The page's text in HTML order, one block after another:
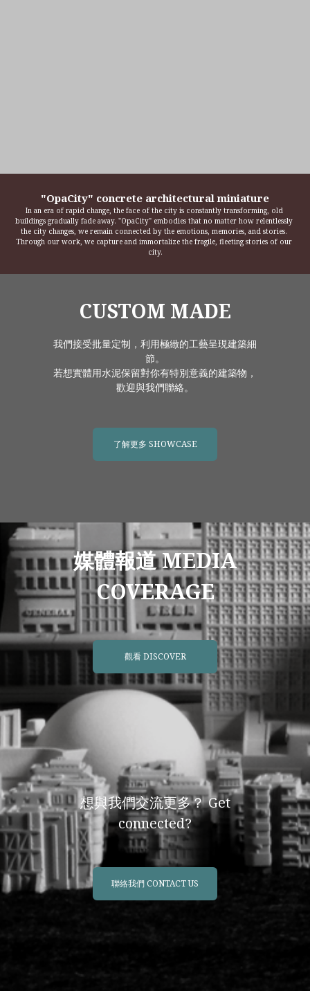
"OpaCity" concrete architectural miniature
In an era of rapid change, the face of the city is constantly transforming, old
buildings gradually fade away. "OpaCity" embodies that no matter how relentlessly
the city changes, we remain connected by the emotions, memories, and stories.
Through our work, we capture and immortalize the fragile, fleeting stories of our
city.
CUSTOM MADE
我們接受批量定制，利用極緻的工藝呈現建築細
節。
若想實體用水泥保留對你有特別意義的建築物，
歡迎與我們聯絡。
了解更多 SHOWCASE
媒體報道 MEDIA
COVERAGE
觀看 DISCOVER
想與我們交流更多？ Get
connected?
聯絡我們 CONTACT US